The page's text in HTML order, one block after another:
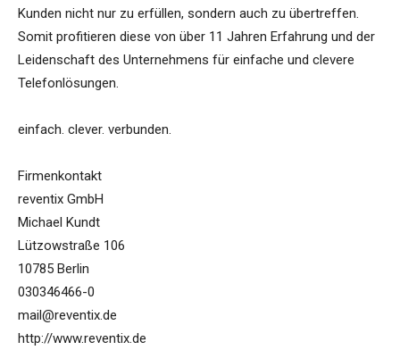
Kunden nicht nur zu erfüllen, sondern auch zu übertreffen.
Somit profitieren diese von über 11 Jahren Erfahrung und der
Leidenschaft des Unternehmens für einfache und clevere
Telefonlösungen.
einfach. clever. verbunden.
Firmenkontakt
reventix GmbH
Michael Kundt
Lützowstraße 106
10785 Berlin
030346466-0
mail@reventix.de
http://www.reventix.de